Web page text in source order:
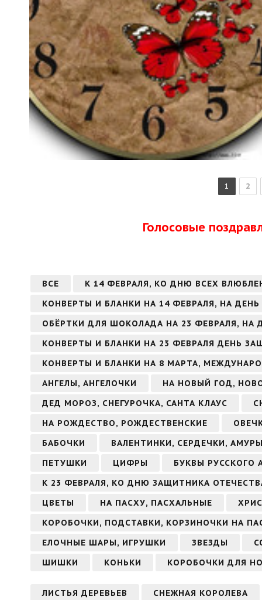
1 2
Голосовые
ВСЕ
К 14 ФЕВРАЛЯ, КО ДНЮ ВСЕХ
КОНВЕРТЫ И БЛАНКИ НА 14 ФЕВРАЛЯ, НА
ОБЁРТКИ ДЛЯ ШОКОЛАДА НА 23 ФЕВРАЛЯ, НА
КОНВЕРТЫ И БЛАНКИ НА 23 ФЕВРАЛЯ ДЕНЬ
КОНВЕРТЫ И БЛАНКИ НА 8 МАРТА,
АНГЕЛЫ, АНГЕЛОЧКИ
НА НОВЫЙ ГОД,
ДЕД МОРОЗ, СНЕГУРОЧКА, САНТА КЛАУС
НА РОЖДЕСТВО, РОЖДЕСТВЕНСКИЕ
БАБОЧКИ
ВАЛЕНТИНКИ, СЕРДЕЧКИ,
ПЕТУШКИ
ЦИФРЫ
БУКВЫ РУССКОГО
К 23 ФЕВРАЛЯ, КО ДНЮ ЗАЩИТНИКА
ЦВЕТЫ
НА ПАСХУ, ПАСХАЛЬНЫЕ
КОРОБОЧКИ, ПОДСТАВКИ, КОРЗИНОЧКИ НА
ЕЛОЧНЫЕ ШАРЫ, ИГРУШКИ
ЗВЕЗДЫ
ШИШКИ
КОНЬКИ КОРОБОЧКИ ДЛЯ
ЛИСТЬЯ ДЕРЕВЬЕВ
СНЕЖНАЯ КОРОЛЕВА